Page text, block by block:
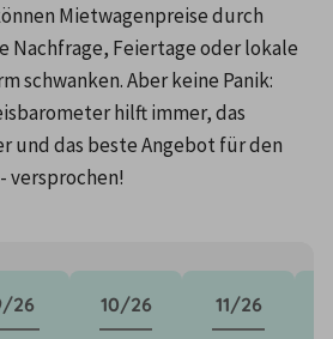
Mietwagenpreise durch
Nachfrage, Feiertage oder lokale
schwanken. Aber keine Panik:
hilft immer, das
und das beste Angebot für den
versprochen!
26 10/26 11/26